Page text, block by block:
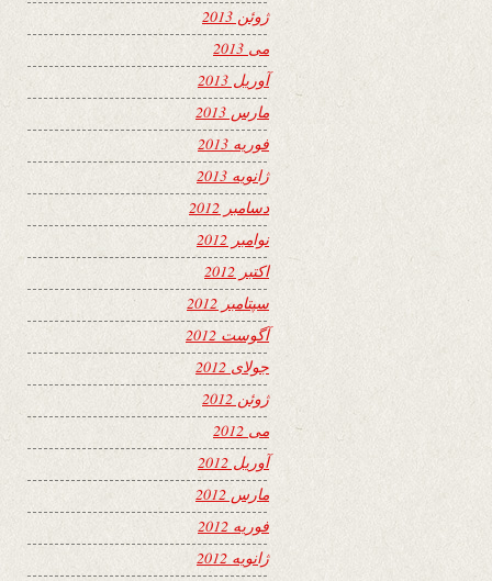
ژوئن 2013
می 2013
آوریل 2013
مارس 2013
فوریه 2013
ژانویه 2013
دسامبر 2012
نوامبر 2012
اکتبر 2012
سپتامبر 2012
آگوست 2012
جولای 2012
ژوئن 2012
می 2012
آوریل 2012
مارس 2012
فوریه 2012
ژانویه 2012